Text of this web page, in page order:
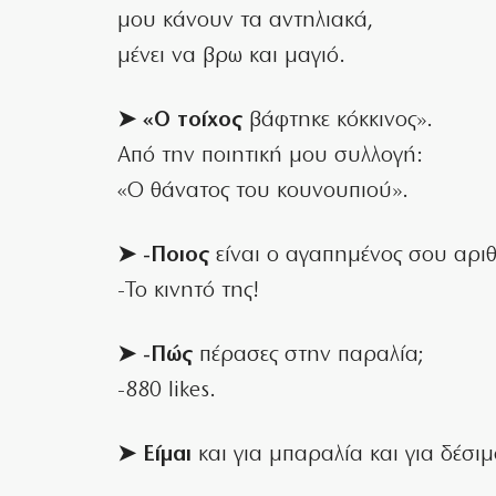
μου κάνουν τα αντηλιακά,
μένει να βρω και μαγιό.
➤ «Ο τοίχος βάφτηκε κόκκινος».
Από την ποιητική μου συλλογή:
«Ο θάνατος του κουνουπιού».
➤ -Ποιος είναι ο αγαπημένος σου
-Το κινητό της!
➤ -Πώς πέρασες στην παραλία;
-880 likes.
➤ Είμαι και για μπαραλία και για